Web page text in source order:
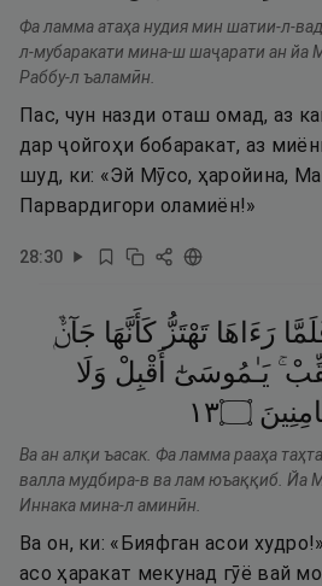
Фа ламма атаҳа нудия мин шатии-л-
л-мубаракати мина-ш шаҷарати ан йа
Раббу-л ъаламӣн.
Пас, чун назди оташ омад, аз
дар ҷойгоҳи бобаракат, аз
шуд, ки: «Эй Мӯсо, ҳаройина,
Парвардигори оламиён!»
28:30
رَءَاهَا تَهْتَزُّ كَأَنَّهَا جَآنٌّۭ
يَـٰمُوسَىٰٓ أَقْبِلْ وَلَا
۝٣١
Ва ан алқи ъасак. Фа ламма рааҳа
валла мудбира-в ва лам юъаққиб. Йа
Иннака мина-л аминӣн.
Ва он, ки: «Бияфган асои
асо ҳаракат мекунад гӯё вай